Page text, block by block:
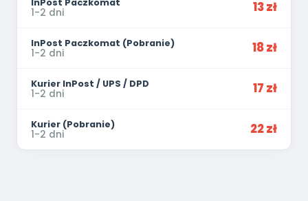
InPost Paczkomat
1-2 dni 13 zł
InPost Paczkomat (Pobranie)
1-2 dni 18 zł
Kurier InPost / UPS / DPD
1-2 dni 17 zł
Kurier (Pobranie)
1-2 dni 22 zł